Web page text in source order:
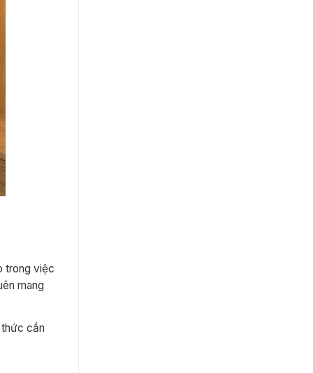
trong việc
mang
cần